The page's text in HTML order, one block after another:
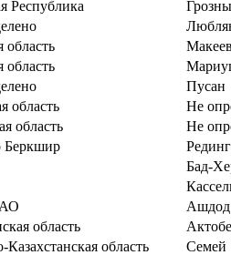
Республика
область
область
Пусан
область
Не
область
Не
Беркшир
Рединг
Бад-
Ашдод
область
Актобе
Казахстанская область
Семей